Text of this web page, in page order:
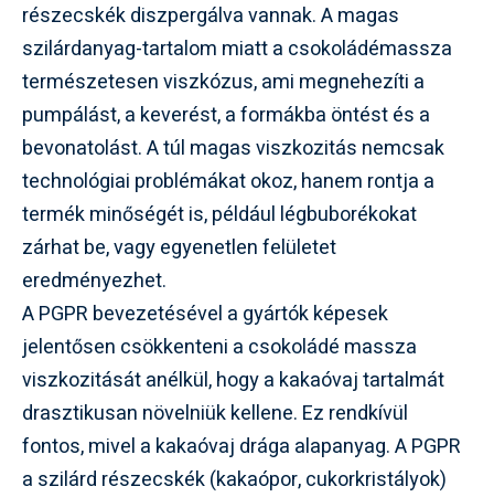
részecskék diszpergálva vannak. A magas
szilárdanyag-tartalom miatt a csokoládémassza
természetesen viszkózus, ami megnehezíti a
pumpálást, a keverést, a formákba öntést és a
bevonatolást. A túl magas viszkozitás nemcsak
technológiai problémákat okoz, hanem rontja a
termék minőségét is, például légbuborékokat
zárhat be, vagy egyenetlen felületet
eredményezhet.
A PGPR bevezetésével a gyártók képesek
jelentősen csökkenteni a csokoládé massza
viszkozitását anélkül, hogy a kakaóvaj tartalmát
drasztikusan növelniük kellene. Ez rendkívül
fontos, mivel a kakaóvaj drága alapanyag. A PGPR
a szilárd részecskék (kakaópor, cukorkristályok)